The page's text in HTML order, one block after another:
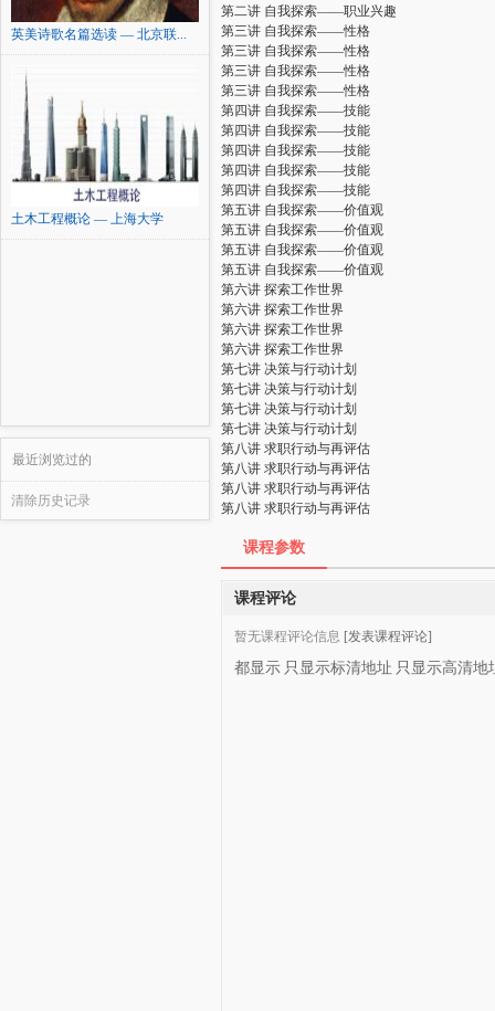
英美诗歌名篇选读 — 北京联...
土木工程概论 — 上海大学
最近浏览过的
清除历史记录
第二讲 自我探索——职业兴趣
第三讲 自我探索——性格
第三讲 自我探索——性格
第三讲 自我探索——性格
第三讲 自我探索——性格
第四讲 自我探索——技能
第四讲 自我探索——技能
第四讲 自我探索——技能
第四讲 自我探索——技能
第四讲 自我探索——技能
第五讲 自我探索——价值观
第五讲 自我探索——价值观
第五讲 自我探索——价值观
第五讲 自我探索——价值观
第六讲 探索工作世界
第六讲 探索工作世界
第六讲 探索工作世界
第六讲 探索工作世界
第七讲 决策与行动计划
第七讲 决策与行动计划
第七讲 决策与行动计划
第七讲 决策与行动计划
第八讲 求职行动与再评估
第八讲 求职行动与再评估
第八讲 求职行动与再评估
第八讲 求职行动与再评估
课程参数
课程评论
暂无课程评论信息 [发表课程评论]
都显示 只显示标清地址 只显示高清地